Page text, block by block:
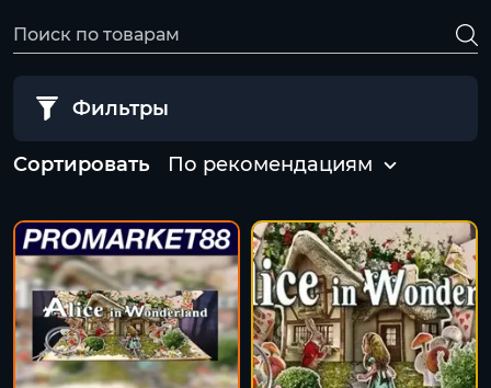
Фильтры
Сортировать По рекомендациям